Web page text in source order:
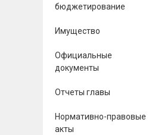
бюджетирование
Имущество
Официальные
документы
Отчеты главы
Нормативно-правовые
акты